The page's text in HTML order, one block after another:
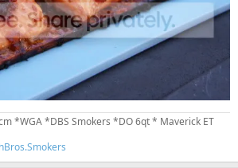
*WGA *DBS Smokers *DO 6qt * Maverick ET